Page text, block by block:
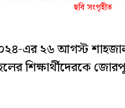
ছবি সংগৃহীত
এর ২৬ আগস্ট
শিক্ষার্থীদেরকে